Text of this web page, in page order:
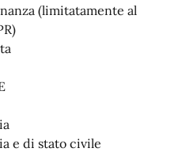
(limitatamente al
e di stato civile